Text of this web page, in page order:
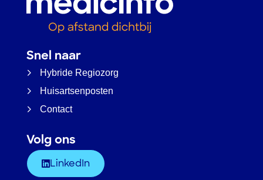
Snel naar
Hybride Regiozorg
Huisartsenposten
Contact
Volg ons
LinkedIn